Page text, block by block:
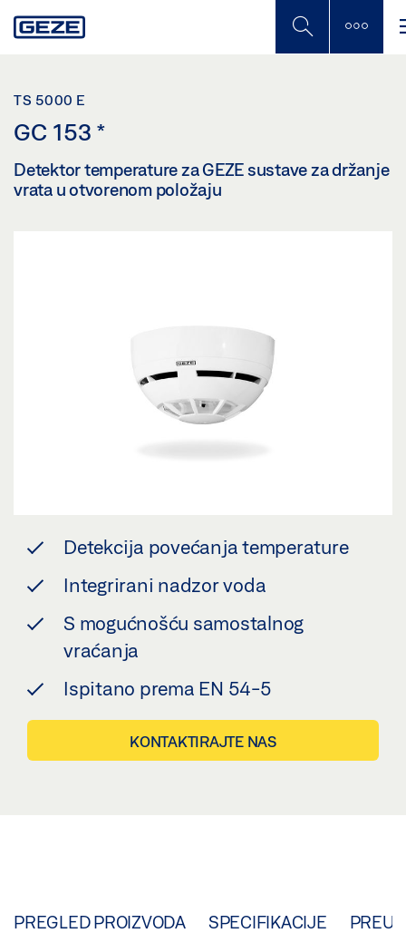
to
TS 5000 E
GC 153 *
Detektor temperature za GEZE sustave za držanje
vrata u otvorenom položaju
Detekcija povećanja temperature
Integrirani nadzor voda
S mogućnošću samostalnog
vraćanja
Ispitano prema EN 54-5
KONTAKTIRAJTE NAS
PREGLED PROIZVODA SPECIFIKACIJE